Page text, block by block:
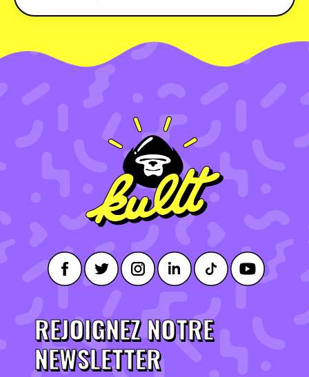
REJOIGNEZ NOTRE
NEWSLETTER